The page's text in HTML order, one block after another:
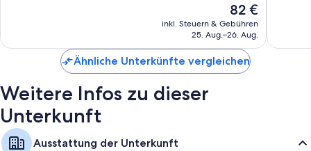
Der
Preis
beträgt
82 €
inkl. Steuern & Gebühren
25. Aug.–26. Aug.
Ähnliche Unterkünfte vergleichen
Weitere Infos zu dieser
Unterkunft
Ausstattung der Unterkunft